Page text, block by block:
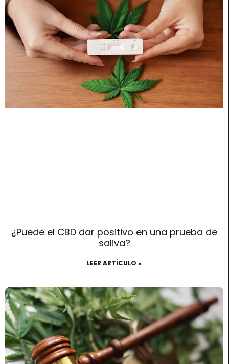
¿Puede el CBD dar positivo en una prueba de
saliva?
LEER ARTÍCULO »